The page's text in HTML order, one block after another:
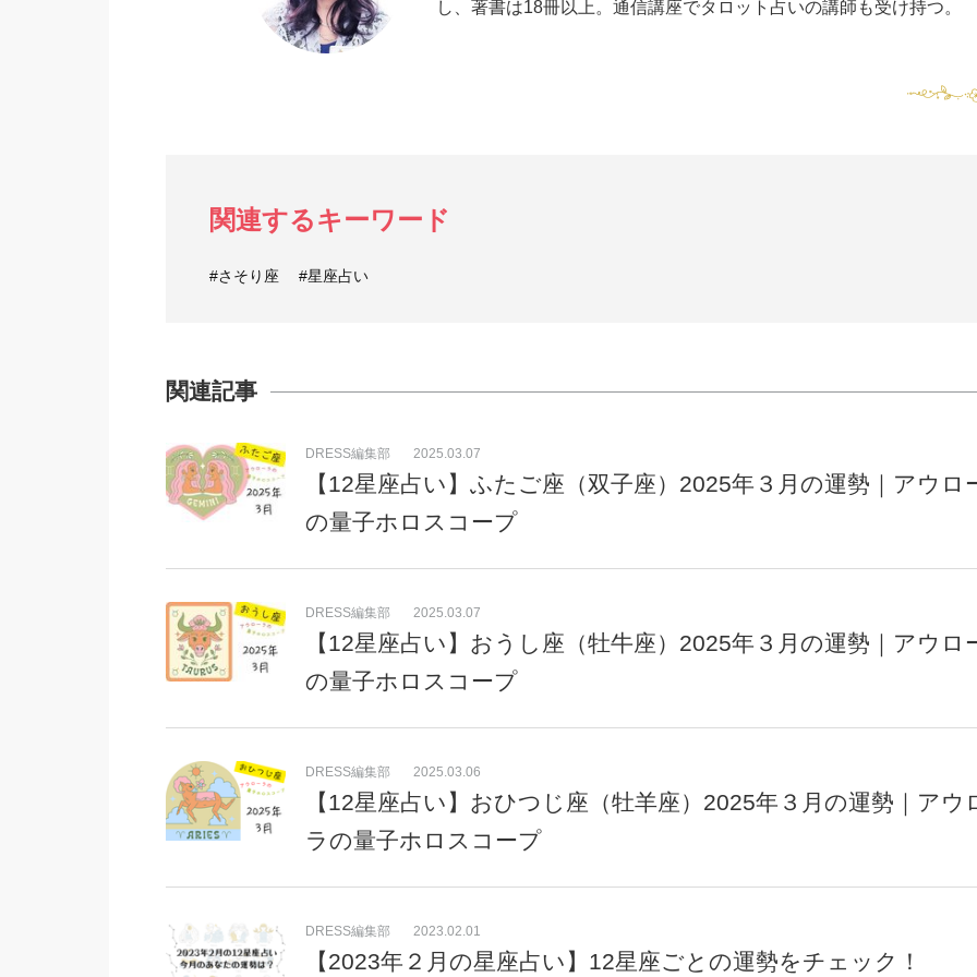
し、著書は18冊以上。通信講座でタロット占いの講師も受け持つ。
関連するキーワード
#さそり座 #星座占い
関連記事
【12星座占い】ふたご座（双子座）2025年３月の運勢｜アウロ
の量子ホロスコープ
DRESS編集部 2025.03.07
【12星座占い】おうし座（牡牛座）2025年３月の運勢｜アウロ
の量子ホロスコープ
DRESS編集部 2025.03.07
【12星座占い】おひつじ座（牡羊座）2025年３月の運勢｜アウ
ラの量子ホロスコープ
DRESS編集部 2025.03.06
【2023年２月の星座占い】12星座ごとの運勢をチェック！
DRESS編集部 2023.02.01